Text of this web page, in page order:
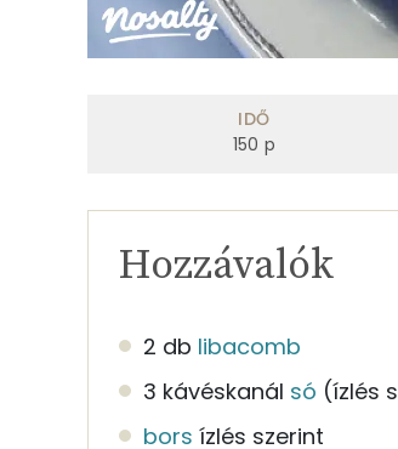
IDŐ
150 p
Hozzávalók
2 db libacomb
3 kávéskanál só (ízlés
bors ízlés szerint